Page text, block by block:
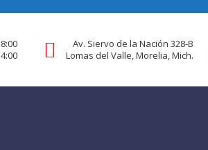
Av. Siervo de la Nación 328-B
Lomas del Valle, Morelia, Mich.